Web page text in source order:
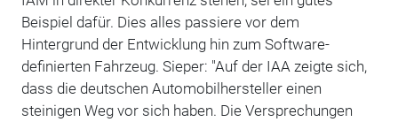
Beispiel dafür. Dies alles passiere vor dem
Hintergrund der Entwicklung hin zum Software-
definierten Fahrzeug. Sieper: "Auf der IAA zeigte sich,
dass die deutschen Automobilhersteller einen
steinigen Weg vor sich haben. Die Versprechungen